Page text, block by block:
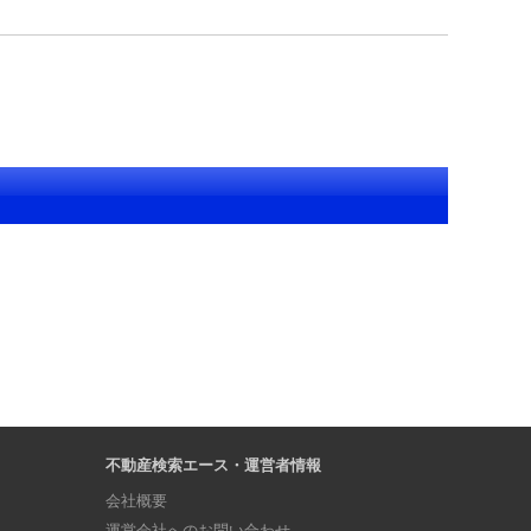
不動産検索エース・運営者情報
会社概要